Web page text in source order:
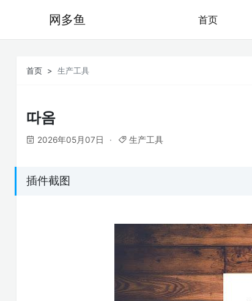
网多鱼 首页
首页 生产工具
따옴
2026年05月07日 生产工具
插件截图